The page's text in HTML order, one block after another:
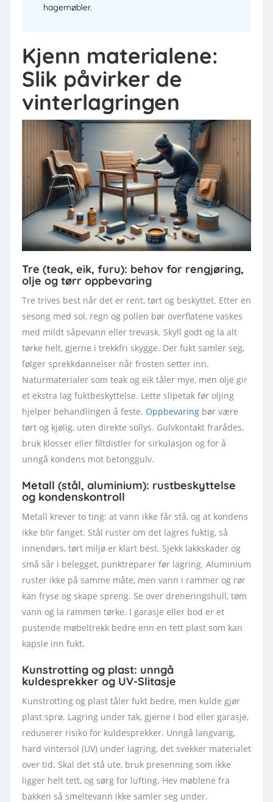
hagemøbler.
Kjenn materialene:
Slik påvirker de
vinterlagringen
Tre (teak, eik, furu): behov for rengjøring,
olje og tørr oppbevaring
Tre trives best når det er rent, tørt og beskyttet. Etter en
sesong med sol, regn og pollen bør overflatene vaskes
med mildt såpevann eller trevask. Skyll godt og la alt
tørke helt, gjerne i trekkfri skygge. Der fukt samler seg,
følger sprekkdannelser når frosten setter inn.
Naturmaterialer som teak og eik tåler mye, men olje gir
et ekstra lag fuktbeskyttelse. Lette slipetak før oljing
hjelper behandlingen å feste. Oppbevaring bør være
tørt og kjølig, uten direkte sollys. Gulvkontakt frarådes,
bruk klosser eller filtdistler for sirkulasjon og for å
unngå kondens mot betonggulv.
Metall (stål, aluminium): rustbeskyttelse
og kondenskontroll
Metall krever to ting: at vann ikke får stå, og at kondens
ikke blir fanget. Stål ruster om det lagres fuktig, så
innendørs, tørt miljø er klart best. Sjekk lakkskader og
små sår i belegget, punktreparer før lagring. Aluminium
ruster ikke på samme måte, men vann i rammer og rør
kan fryse og skape spreng. Se over dreneringshull, tøm
vann og la rammen tørke. I garasje eller bod er et
pustende møbeltrekk bedre enn en tett plast som kan
kapsle inn fukt.
Kunstrotting og plast: unngå
kuldesprekker og UV-Slitasje
Kunstrotting og plast tåler fukt bedre, men kulde gjør
plast sprø. Lagring under tak, gjerne i bod eller garasje,
reduserer risiko for kuldesprekker. Unngå langvarig,
hard vintersol (UV) under lagring, det svekker materialet
over tid. Skal det stå ute, bruk presenning som ikke
ligger helt tett, og sørg for lufting. Hev møblene fra
bakken så smeltevann ikke samler seg under.